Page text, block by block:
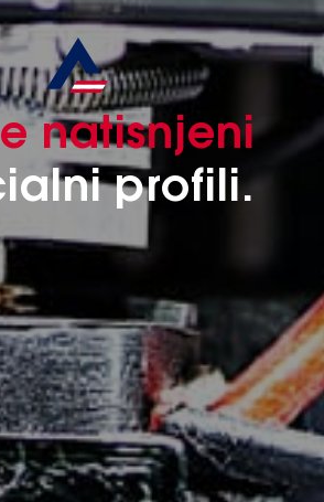
natisnjeni
profili.